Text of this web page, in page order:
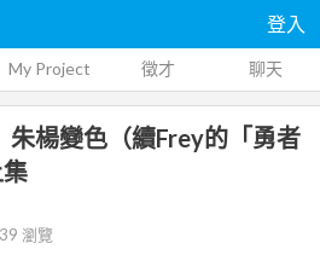
登入
My Project 徵才 聊天
朱楊變色（續Frey的「勇者
瀏覽